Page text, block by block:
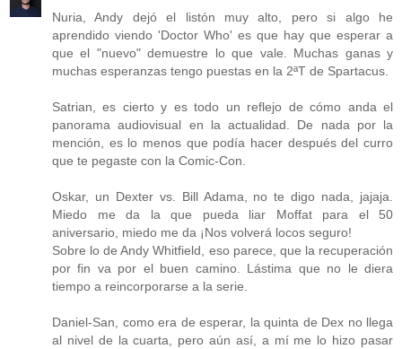
Nuria, Andy dejó el listón muy alto, pero si algo he
aprendido viendo 'Doctor Who' es que hay que esperar a
que el "nuevo" demuestre lo que vale. Muchas ganas y
muchas esperanzas tengo puestas en la 2ªT de Spartacus.
Satrian, es cierto y es todo un reflejo de cómo anda el
panorama audiovisual en la actualidad. De nada por la
mención, es lo menos que podía hacer después del curro
que te pegaste con la Comic-Con.
Oskar, un Dexter vs. Bill Adama, no te digo nada, jajaja.
Miedo me da la que pueda liar Moffat para el 50
aniversario, miedo me da ¡Nos volverá locos seguro!
Sobre lo de Andy Whitfield, eso parece, que la recuperación
por fin va por el buen camino. Lástima que no le diera
tiempo a reincorporarse a la serie.
Daniel-San, como era de esperar, la quinta de Dex no llega
al nivel de la cuarta, pero aún así, a mí me lo hizo pasar